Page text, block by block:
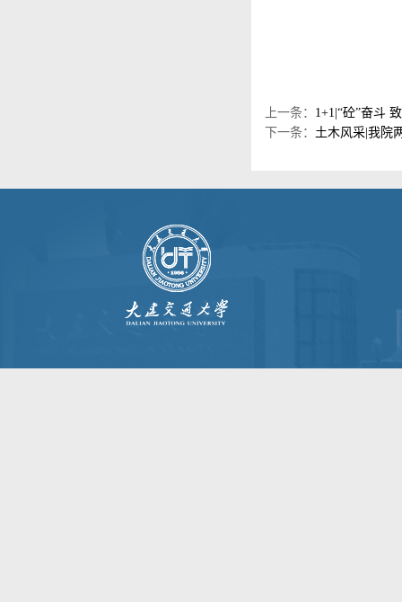
上一条： 1+1|“砼”奋斗
下一条： 土木风采|我院